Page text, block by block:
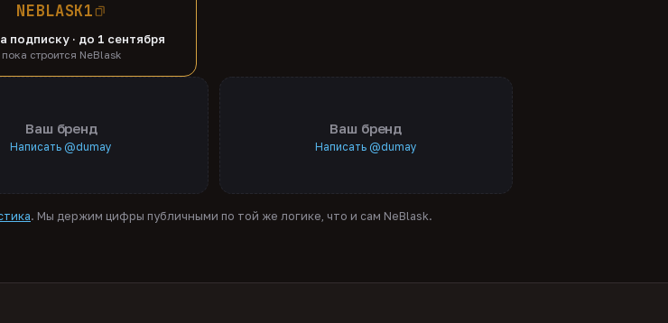
NEBLASK1
подписку · до 1 сентября
пока строится NeBlask
Ваш бренд
Написать @dumay
Ваш бренд
Написать @dumay
. Мы держим цифры публичными по той же логике, что и сам NeBlask.